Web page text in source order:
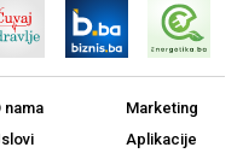
nama
Marketing
Aplikacije